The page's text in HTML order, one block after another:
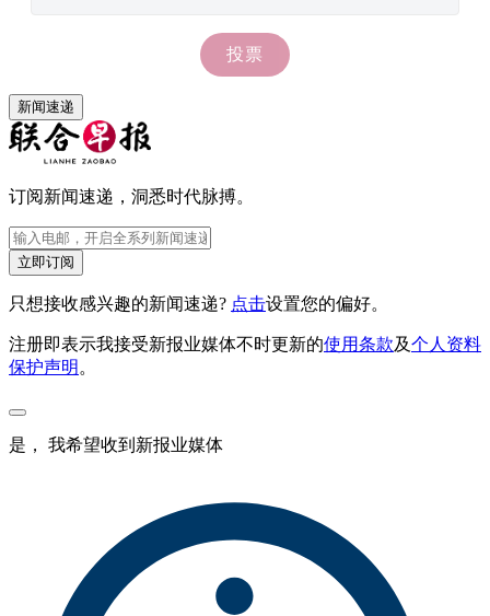
新闻速递
订阅新闻速递，洞悉时代脉搏。
立即订阅
只想接收感兴趣的新闻速递? 点击设置您的偏好。
注册即表示我接受新报业媒体不时更新的使用条款及个人资料
保护声明 。
是， 我希望收到新报业媒体